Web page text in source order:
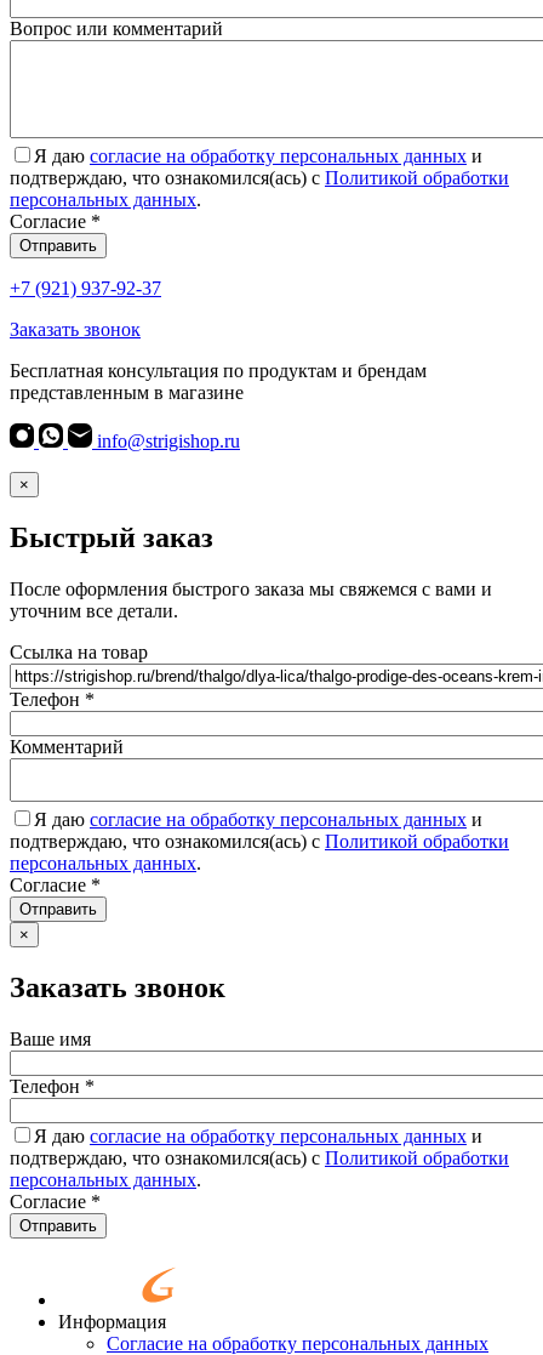
Вопрос или комментарий
Я даю согласие на обработку персональных данных и
подтверждаю, что ознакомился(ась) с Политикой обработки
персональных данных.
Согласие *
Отправить
+7 (921) 937-92-37
Заказать звонок
Бесплатная консультация по продуктам и брендам
представленным в магазине
info@strigishop.ru
×
Быстрый заказ
После оформления быстрого заказа мы свяжемся с вами и
уточним все детали.
Ссылка на товар
Телефон *
Комментарий
Я даю согласие на обработку персональных данных и
подтверждаю, что ознакомился(ась) с Политикой обработки
персональных данных.
Согласие *
Отправить
×
Заказать звонок
Ваше имя
Телефон *
Я даю согласие на обработку персональных данных и
подтверждаю, что ознакомился(ась) с Политикой обработки
персональных данных.
Согласие *
Отправить
Информация
Согласие на обработку персональных данных